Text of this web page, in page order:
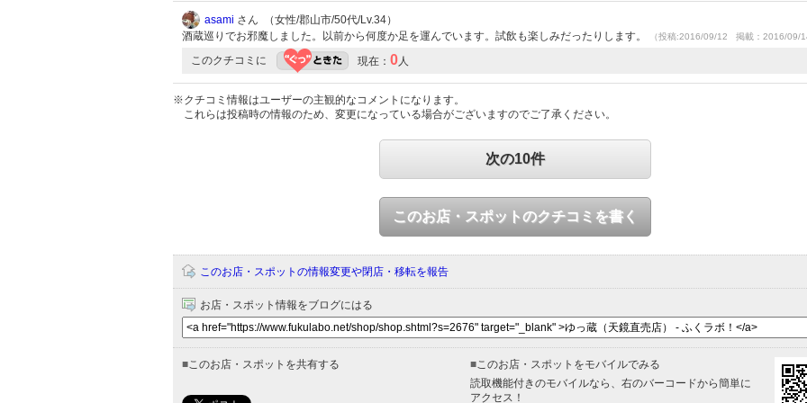
asami さん （女性/郡山市/50代/Lv.34）
酒蔵巡りでお邪魔しました。以前から何度か足を運んでいます。試飲も楽しみだったりします。
（投稿:2016/09/12 掲載：2016/09/
このクチコミに 現在： 0人
※クチコミ情報はユーザーの主観的なコメントになります。
これらは投稿時の情報のため、変更になっている場合がございますのでご了承ください。
次の10件
このお店・スポットのクチコミを書く
このお店・スポットの情報変更や閉店・移転を報告
お店・スポット情報をブログにはる
■このお店・スポットを共有する ■このお店・スポットをモバイルでみる
読取機能付きのモバイルなら、右のバーコードから簡単に
アクセス！